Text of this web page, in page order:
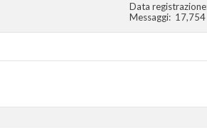
Data registrazione
Messaggi
17,754